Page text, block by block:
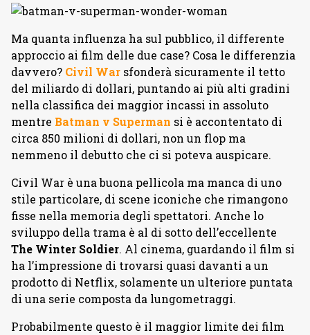
Ma quanta influenza ha sul pubblico, il differente
approccio ai film delle due case? Cosa le differenzia
davvero? Civil War sfonderà sicuramente il tetto
del miliardo di dollari, puntando ai più alti gradini
nella classifica dei maggior incassi in assoluto
mentre Batman v Superman si è accontentato di
circa 850 milioni di dollari, non un flop ma
nemmeno il debutto che ci si poteva auspicare.
Civil War è una buona pellicola ma manca di uno
stile particolare, di scene iconiche che rimangono
fisse nella memoria degli spettatori. Anche lo
sviluppo della trama è al di sotto dell’eccellente
The Winter Soldier. Al cinema, guardando il film si
ha l’impressione di trovarsi quasi davanti a un
prodotto di Netflix, solamente un ulteriore puntata
di una serie composta da lungometraggi.
Probabilmente questo è il maggior limite dei film